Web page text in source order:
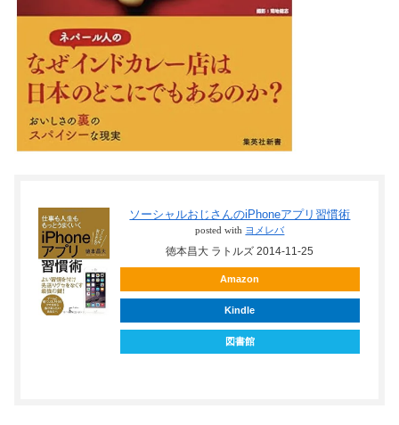
ソーシャルおじさんのiPhoneアプリ習慣術
posted with ヨメレバ
徳本昌大 ラトルズ 2014-11-25
Amazon
Kindle
図書館